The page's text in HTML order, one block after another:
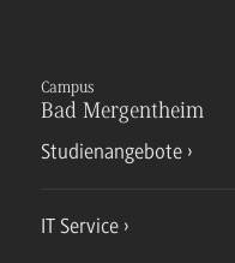
Campus
Bad Mergentheim
Studienangebote
IT Service